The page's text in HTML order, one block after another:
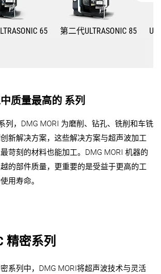
65 第二代ULTRASONIC 85
质量最高的 系列
列，DMG MORI 为磨削、钻孔、铣削和车铣
新解决方案，这些解决方案与超声波加工
苛刻的材料也能加工。DMG MORI 机器的
的部件质量，更重要的是受益于更高的工
用寿命。
精密系列
系列中，DMG MORI将超声波技术与灵活